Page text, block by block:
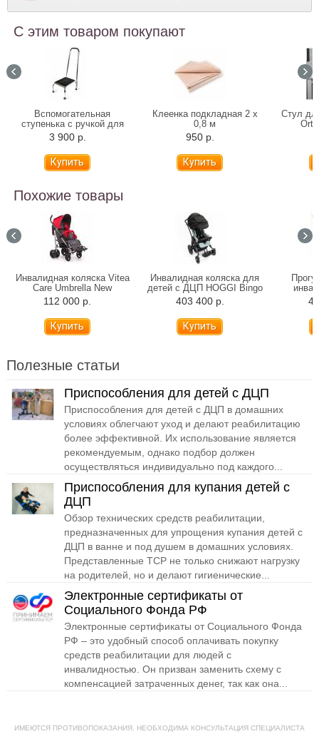
С этим товаром покупают
Вспомогательная
ступенька с ручкой для
ванны 10222H
3 900 р.
Клеенка подкладная 2 х
0,8 м
950 р.
Стул
Похожие товары
Инвалидная коляска Vitea
Care Umbrella New
112 000 р.
Инвалидная коляска для
детей с ДЦП HOGGI Bingo
Evolution прогулочная
403 400 р.
Полезные статьи
Приспособления для детей с ДЦП
Приспособления для детей с ДЦП в домашних
условиях облегчают уход и делают реабилитацию
более эффективной. Их использование является
рекомендуемым, однако подбор должен
осуществляться индивидуально под каждого...
Приспособления для купания детей с
ДЦП
Обзор технических средств реабилитации,
предназначенных для упрощения купания детей с
ДЦП в ванне и под душем в домашних условиях.
Представленные ТСР не только снижают нагрузку
на родителей, но и делают гигиенические...
Электронные сертификаты от
Социального Фонда РФ
Электронные сертификаты от Социального Фонда
РФ – это удобный способ оплачивать покупку
средств реабилитации для людей с
инвалидностью. Он призван заменить схему с
компенсацией затраченных денег, так как она...
ИМЕЮТСЯ ПРОТИВОПОКАЗАНИЯ. НЕОБХОДИМА КОНСУЛЬТАЦИЯ СПЕЦИАЛИСТА